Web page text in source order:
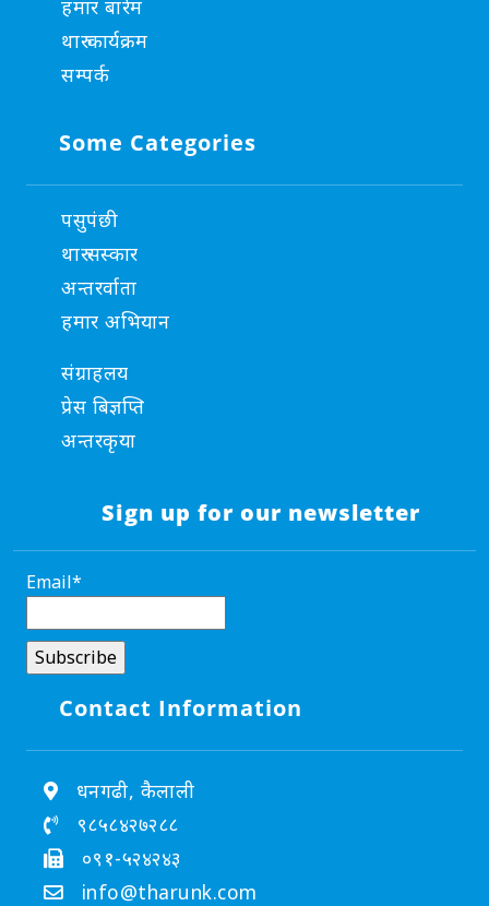
हमार बारेम
थारु कार्यक्रम
सम्पर्क
Some Categories
पसुपंछी
थारु सस्कार
अन्तरर्वाता
हमार अभियान
संग्राहलय
प्रेस बिज्ञप्ति
अन्तरकृया
Sign up for our newsletter
Email*
Contact Information
धनगढी, कैलाली
९८५८४२७२८८
०९१-५२४२४३
info@tharunk.com